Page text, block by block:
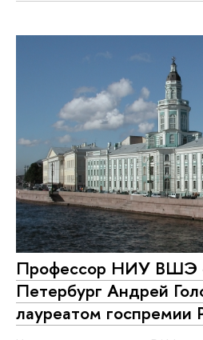
Профессор НИУ ВШЭ
Петербург Андрей
лауреатом госпремии